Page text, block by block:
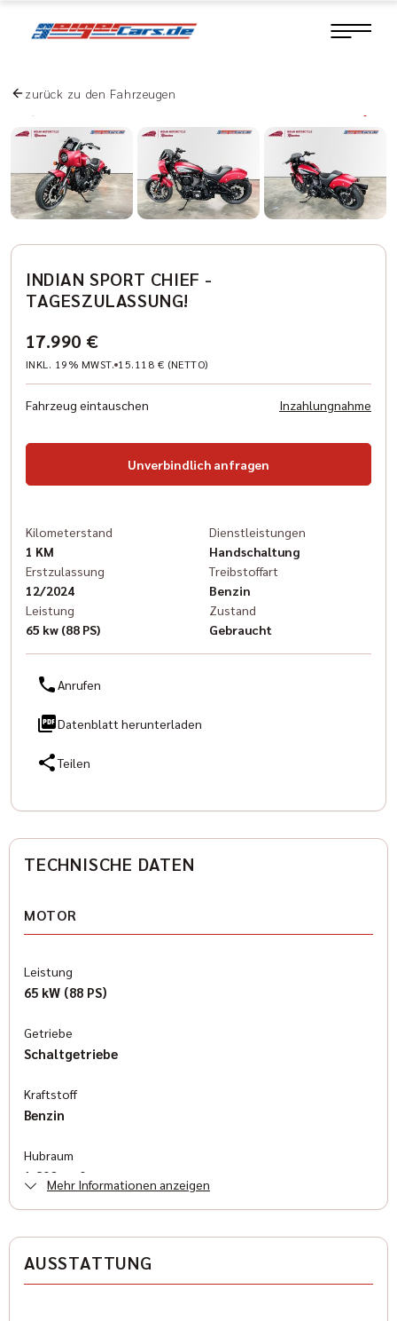
zurück zu den Fahrzeugen
INDIAN SPORT CHIEF -
TAGESZULASSUNG!
17.990 €
INKL. 19% MWST. 15.118 € (NETTO)
Fahrzeug eintauschen Inzahlungnahme
Unverbindlich anfragen
Kilometerstand
1 KM
Erstzulassung
12/2024
Leistung
65 kw (88 PS)
Dienstleistungen
Handschaltung
Treibstoffart
Benzin
Zustand
Gebraucht
Anrufen
Datenblatt herunterladen
Teilen
TECHNISCHE DATEN
MOTOR
Leistung
65 kW (88 PS)
Getriebe
Schaltgetriebe
Kraftstoff
Benzin
Hubraum
1.890 cm³
Chopperandcruiser
Mehr Informationen anzeigen
AUSSTATTUNG